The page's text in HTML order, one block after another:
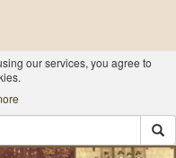
our services, you agree to